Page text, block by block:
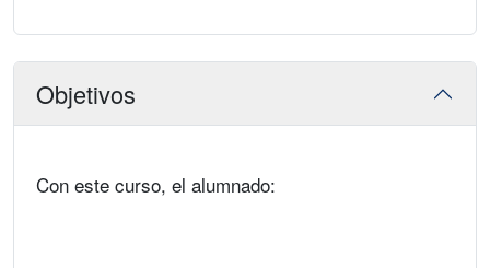
Objetivos
Con este curso, el alumnado: